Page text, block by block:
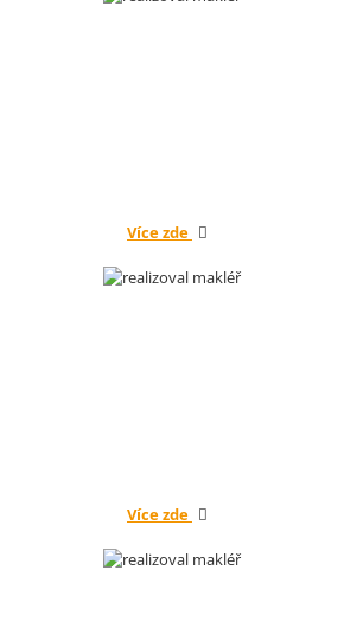
Více zde
Více zde